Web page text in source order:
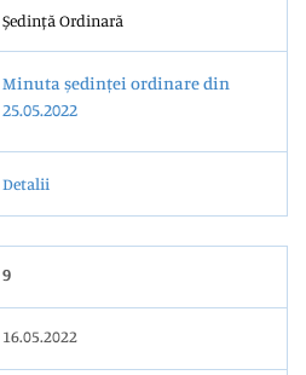
Ședință Ordinară
Minuta ședinței ordinare din
25.05.2022
Detalii
9
16.05.2022